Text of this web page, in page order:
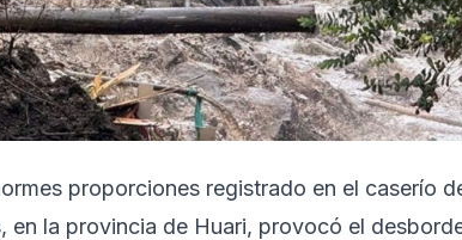
proporciones registrado en el caserío
en la provincia de Huari, provocó el